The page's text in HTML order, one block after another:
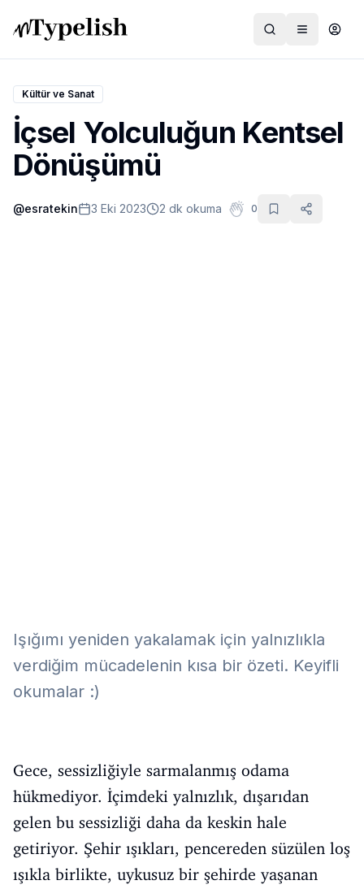
Dünya
Film ve Dizi
Kültür ve Sanat
Kültür ve Sanat
İçsel Yolculuğun Kentsel
Dönüşümü
@esratekin 3 Eki 2023 2 dk okuma 0
Işığımı yeniden yakalamak için yalnızlıkla
verdiğim mücadelenin kısa bir özeti. Keyifli
okumalar :)
Gece, sessizliğiyle sarmalanmış odama
hükmediyor. İçimdeki yalnızlık, dışarıdan
gelen bu sessizliği daha da keskin hale
getiriyor. Şehir ışıkları, pencereden süzülen loş
ışıkla birlikte, uykusuz bir şehirde yaşanan